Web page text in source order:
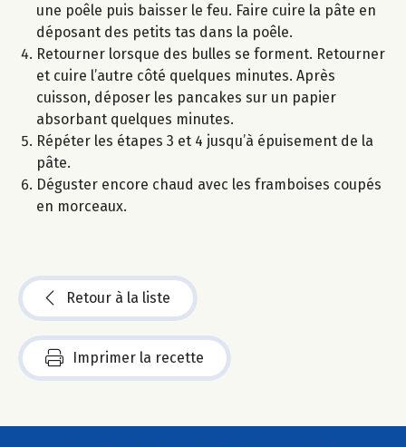
une poêle puis baisser le feu. Faire cuire la pâte en
déposant des petits tas dans la poêle.
Retourner lorsque des bulles se forment. Retourner
et cuire l’autre côté quelques minutes. Après
cuisson, déposer les pancakes sur un papier
absorbant quelques minutes.
Répéter les étapes 3 et 4 jusqu’à épuisement de la
pâte.
Déguster encore chaud avec les framboises coupés
en morceaux.
Retour à la liste
Imprimer la recette